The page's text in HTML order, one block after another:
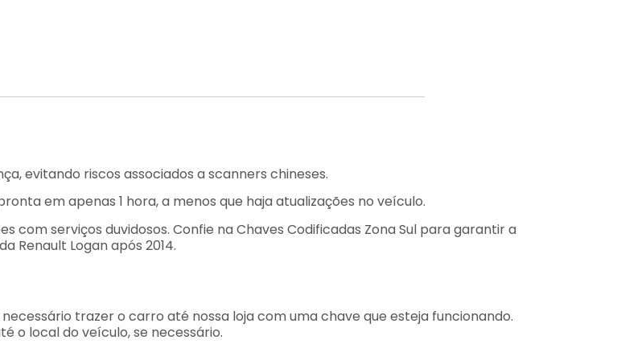
evitando riscos associados a scanners chineses.
em apenas 1 hora, a menos que haja atualizações no veículo.
serviços duvidosos. Confie na Chaves Codificadas Zona Sul para garantir a
Renault Logan após 2014.
trazer o carro até nossa loja com uma chave que esteja funcionando.
o local do veículo, se necessário.